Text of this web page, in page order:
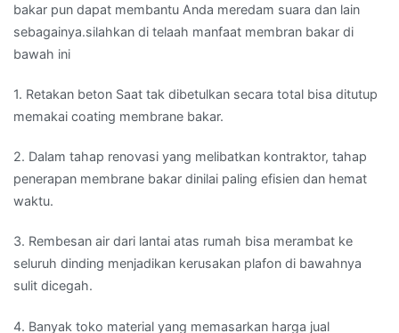
bakar pun dapat membantu Anda meredam suara dan lain
sebagainya.silahkan di telaah manfaat membran bakar di
bawah ini
1. Retakan beton Saat tak dibetulkan secara total bisa ditutup
memakai coating membrane bakar.
2. Dalam tahap renovasi yang melibatkan kontraktor, tahap
penerapan membrane bakar dinilai paling efisien dan hemat
waktu.
3. Rembesan air dari lantai atas rumah bisa merambat ke
seluruh dinding menjadikan kerusakan plafon di bawahnya
sulit dicegah.
4. Banyak toko material yang memasarkan harga jual